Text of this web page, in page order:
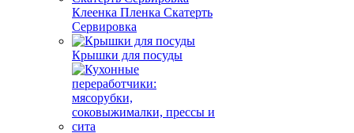
Клеенка Пленка Скатерть
Сервировка
Крышки для посуды